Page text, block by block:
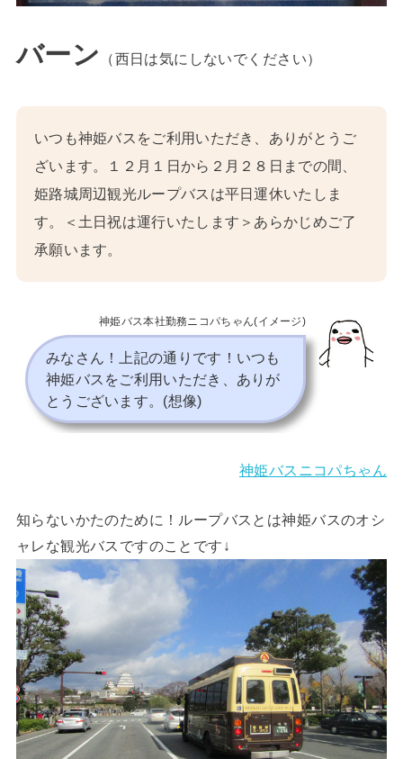
バーン （西日は気にしないでください）
いつも神姫バスをご利用いただき、ありがとうご
ざいます。１２月１日から２月２８日までの間、
姫路城周辺観光ループバスは平日運休いたしま
す。＜土日祝は運行いたします＞あらかじめご了
承願います。
神姫バス本社勤務ニコパちゃん(イメージ)
みなさん！上記の通りです！いつも
神姫バスをご利用いただき、ありが
とうございます。(想像)
神姫バスニコパちゃん
知らないかたのために！ループバスとは神姫バスのオシ
ャレな観光バスですのことです↓